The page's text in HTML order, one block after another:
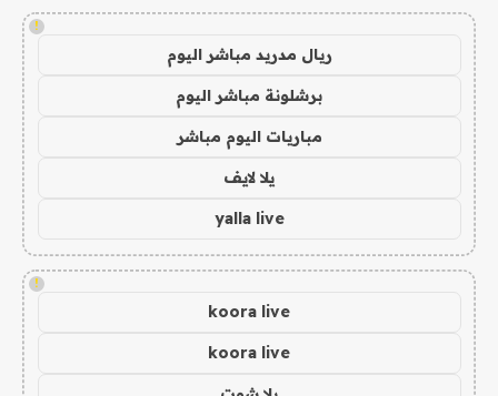
!
ريال مدريد مباشر اليوم
برشلونة مباشر اليوم
مباريات اليوم مباشر
يلا لايف
yalla live
!
koora live
koora live